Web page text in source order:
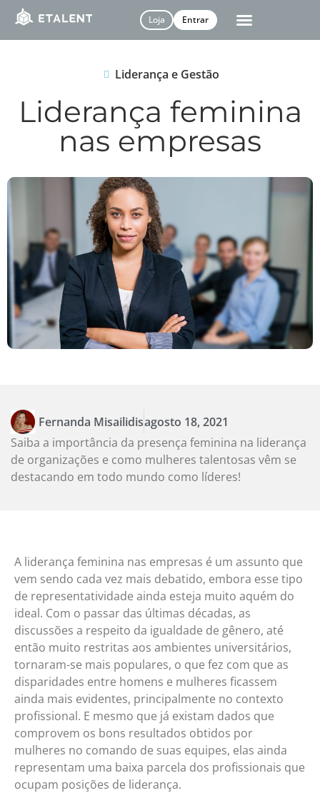
Loja Entrar
Liderança e Gestão
Liderança feminina
nas empresas
Fernanda Misailidisagosto 18, 2021
Saiba a importância da presença feminina na liderança
de organizações e como mulheres talentosas vêm se
destacando em todo mundo como líderes!
A liderança feminina nas empresas é um assunto que
vem sendo cada vez mais debatido, embora esse tipo
de representatividade ainda esteja muito aquém do
ideal. Com o passar das últimas décadas, as
discussões a respeito da igualdade de gênero, até
então muito restritas aos ambientes universitários,
tornaram-se mais populares, o que fez com que as
disparidades entre homens e mulheres ficassem
ainda mais evidentes, principalmente no contexto
profissional. E mesmo que já existam dados que
comprovem os bons resultados obtidos por
mulheres no comando de suas equipes, elas ainda
representam uma baixa parcela dos profissionais que
ocupam posições de liderança.